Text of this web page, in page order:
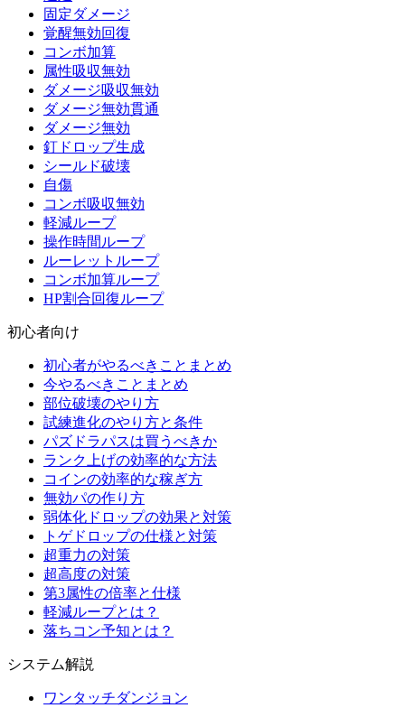
固定ダメージ
覚醒無効回復
コンボ加算
属性吸収無効
ダメージ吸収無効
ダメージ無効貫通
ダメージ無効
釘ドロップ生成
シールド破壊
自傷
コンボ吸収無効
軽減ループ
操作時間ループ
ルーレットループ
コンボ加算ループ
HP割合回復ループ
初心者向け
初心者がやるべきことまとめ
今やるべきことまとめ
部位破壊のやり方
試練進化のやり方と条件
パズドラパスは買うべきか
ランク上げの効率的な方法
コインの効率的な稼ぎ方
無効パの作り方
弱体化ドロップの効果と対策
トゲドロップの仕様と対策
超重力の対策
超高度の対策
第3属性の倍率と仕様
軽減ループとは？
落ちコン予知とは？
システム解説
ワンタッチダンジョン